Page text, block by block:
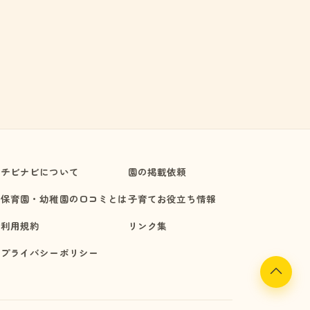
チビナビについて
保育園・幼稚園の口コミとは
利用規約
プライバシーポリシー
園の掲載依頼
子育てお役立ち情報
リンク集